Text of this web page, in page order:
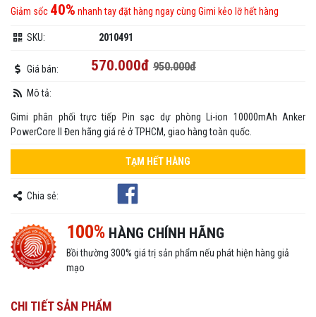
Giảm sốc 40% nhanh tay đặt hàng ngay cùng Gimi kẻo lỡ hết hàng
SKU: 2010491
Giá bán: 570.000đ 950.000đ
Mô tả:
Gimi phân phối trực tiếp Pin sạc dự phòng Li-ion 10000mAh Anker
PowerCore II Đen hãng giá rẻ ở TPHCM, giao hàng toàn quốc.
TẠM HẾT HÀNG
Chia sẻ:
100% HÀNG CHÍNH HÃNG
Bồi thường 300% giá trị sản phẩm nếu phát hiện hàng giả
mạo
CHI TIẾT SẢN PHẨM